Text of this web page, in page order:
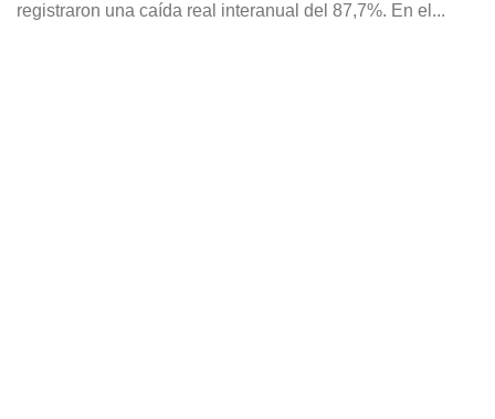
registraron una caída real interanual del 87,7%. En el...